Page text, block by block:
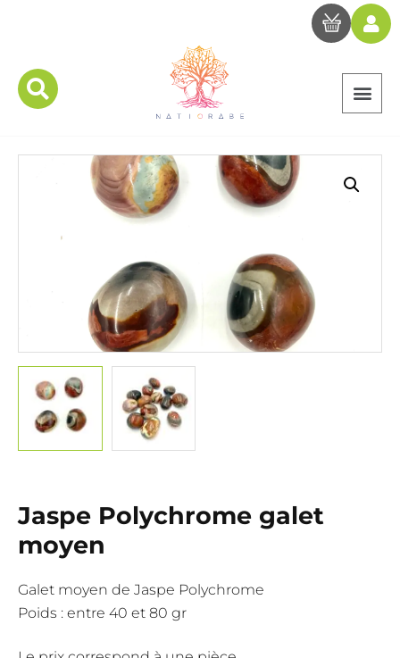
Jaspe Polychrome galet
moyen
Galet moyen de Jaspe Polychrome
Poids : entre 40 et 80 gr